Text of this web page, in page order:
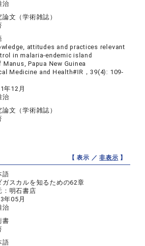
論文（学術雑誌）
attitudes and practices relevant
in malaria-endemic island
Papua New Guinea
Medicine and Health#IR，39(4): 109-
年12月
論文（学術雑誌）
【 表示 ／非表示 】
語
ガスカルを知るための62章
明石書店
年05月
書
語